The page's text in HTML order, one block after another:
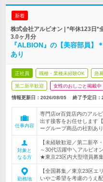
新着
株式会社アルビオン | *年休123日*
3.0ヶ月分
『ALBION』の【美容部員】
あり
正社員 職種・業種未経験OK 急
第二新卒歓迎 女性のおしごと掲載中
情報更新日：2026/08/05 終了予定日：
仕事内容
専門店or百貨店内のアル
出す接客をお任せします
ーグループ商品の社割あり
対象と
なる方
【未経験歓迎／第二新
～30代活躍中＼アルビオ
★東京23区内大型増員募集
勤務地
【全国募集／東京23区
いやご希望を考慮のうえ